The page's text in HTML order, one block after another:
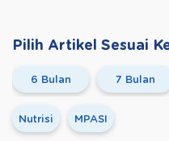
Pilih Artikel Sesuai
6 Bulan 7 Bulan
Nutrisi MPASI